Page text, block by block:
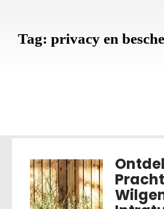
Tag: privacy en